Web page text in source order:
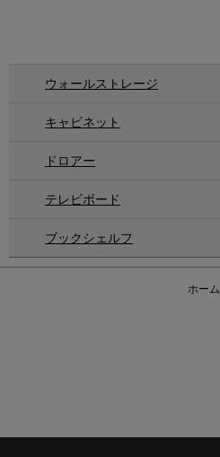
ウォールストレージ
キャビネット
ドロアー
テレビボード
ブックシェルフ
ホーム